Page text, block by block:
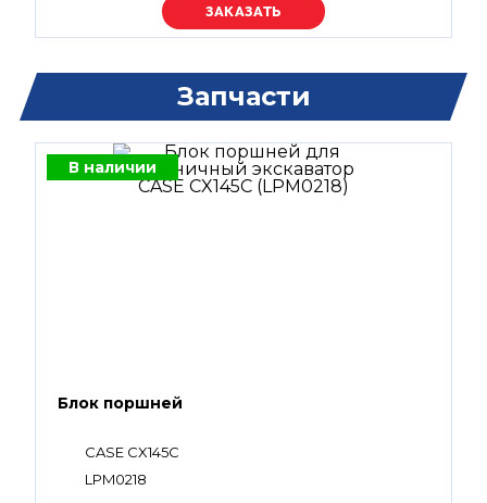
Уточняйте цену
Запчасти
В наличии
Блок поршней
CASE CX145C
LPM0218